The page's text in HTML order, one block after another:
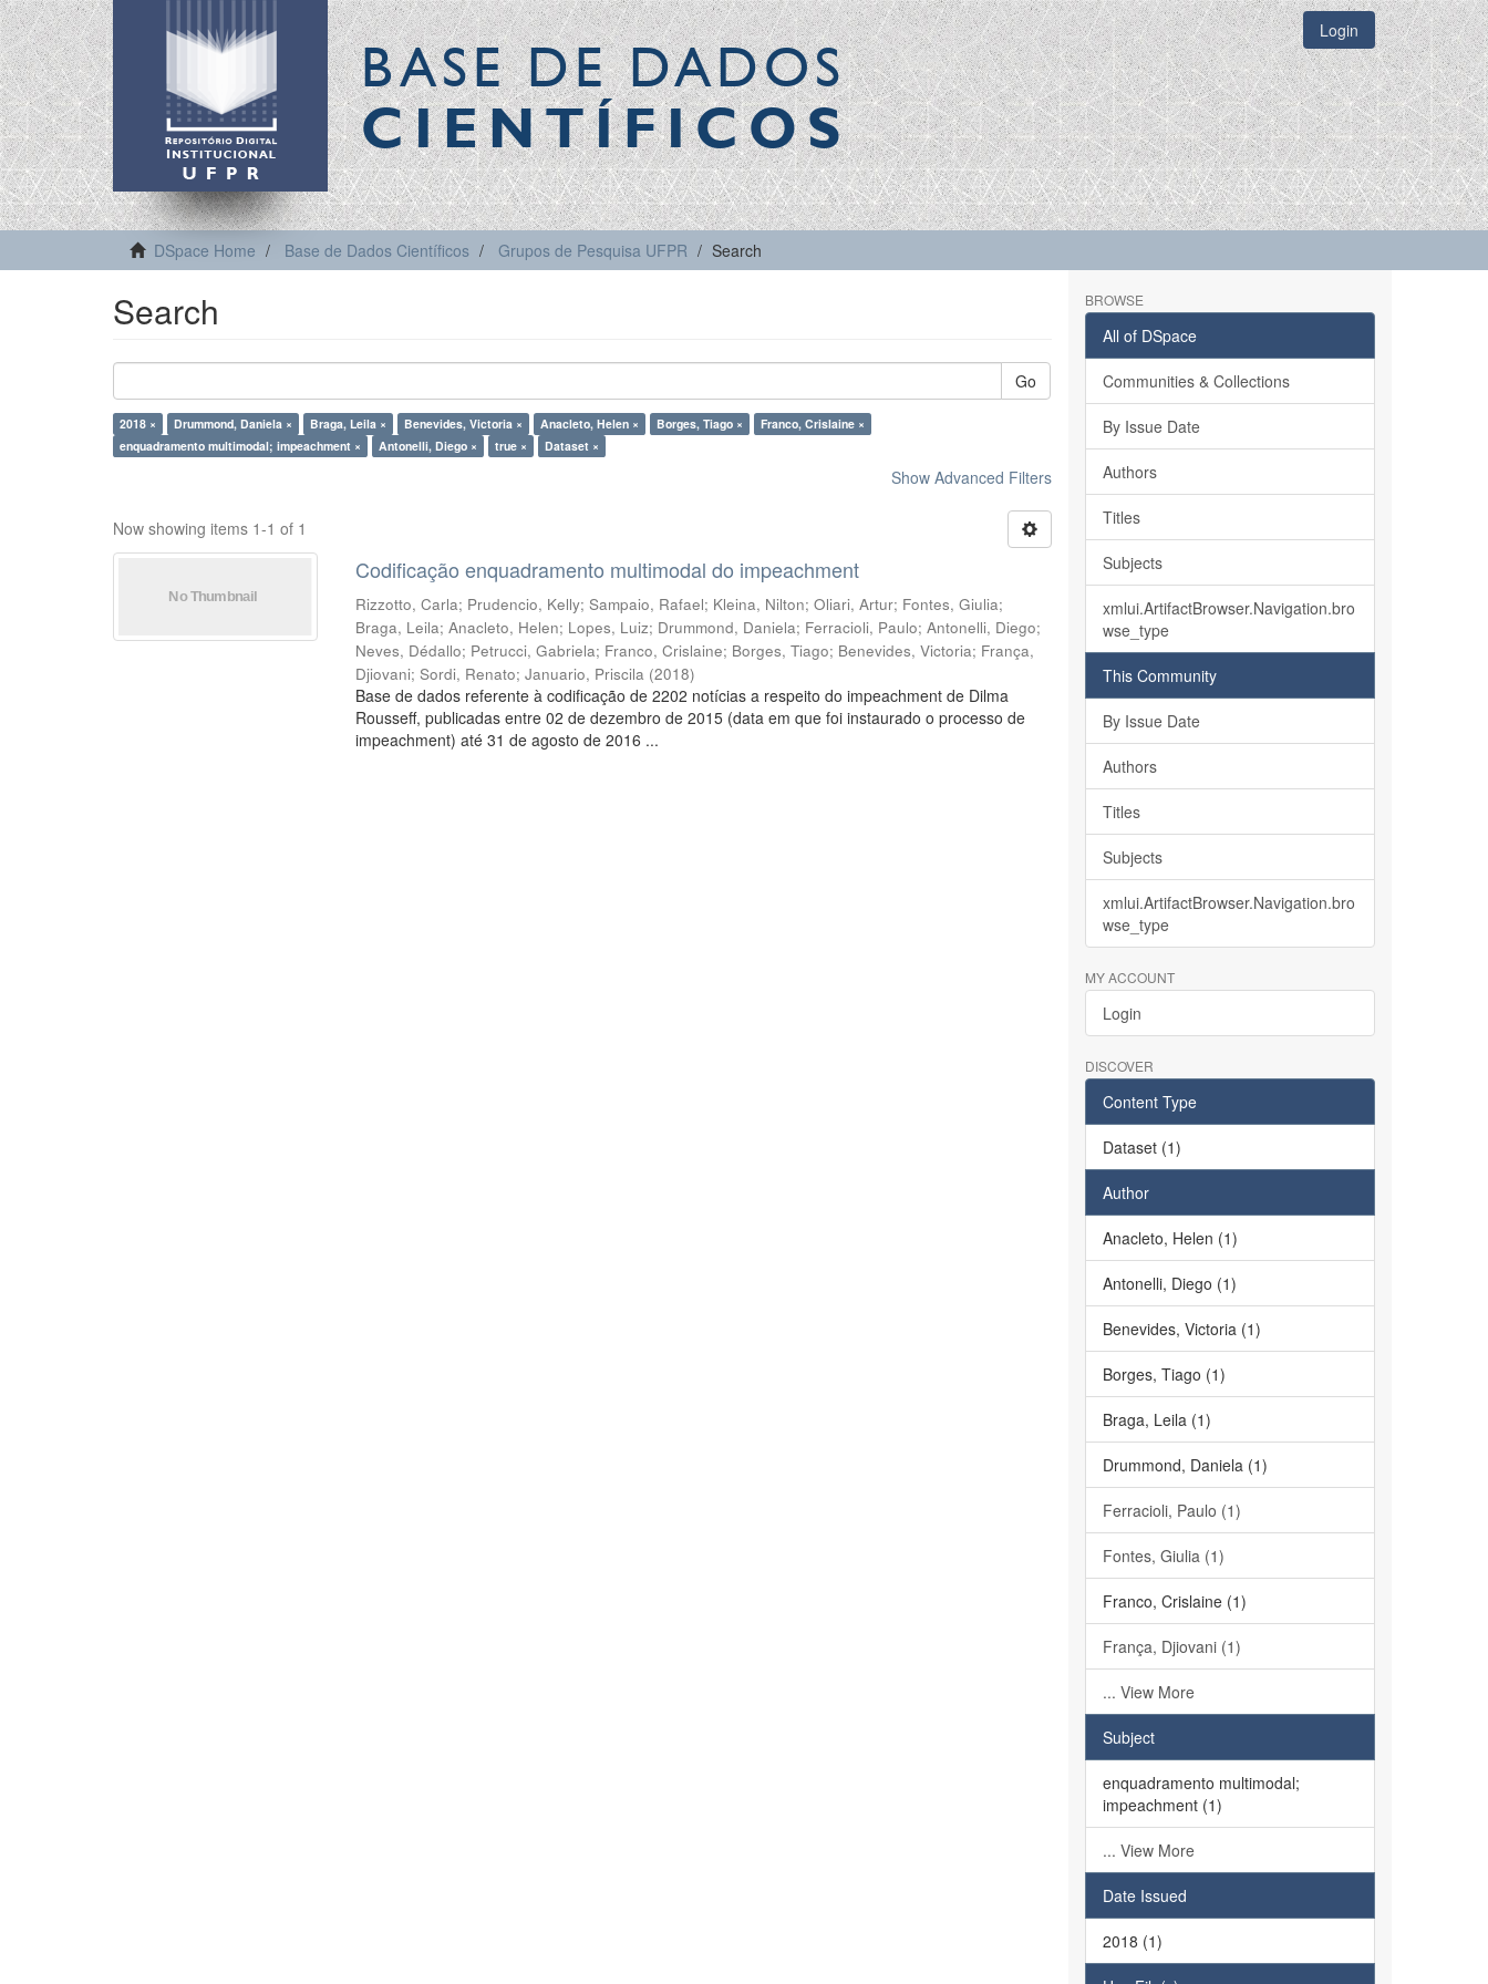
BASE DE DADOS
CIENTÍFICOS
Login
DSpace Home Base de Dados Científicos Grupos de Pesquisa UFPR Search
Search
Go
2018 × Drummond, Daniela × Braga, Leila × Benevides, Victoria × Anacleto, Helen × Borges, Tiago ×
Franco, Crislaine ×
enquadramento multimodal; impeachment ×
Antonelli, Diego × true × Dataset ×
Show Advanced Filters
Now showing items 1-1 of 1
Codificação enquadramento multimodal do impeachment
Rizzotto, Carla; Prudencio, Kelly;Sampaio, Rafael; Kleina, Nilton;Oliari, Artur; Fontes, Giulia;
Braga, Leila;Anacleto, Helen; Lopes, Luiz; Drummond, Daniela; Ferracioli, Paulo;Antonelli, Diego;
Neves, Dédallo; Petrucci, Gabriela; Franco, Crislaine; Borges, Tiago; Benevides, Victoria; França,
Djiovani;Sordi, Renato;Januario, Priscila (2018)
Base de dados referente à codificação de 2202 notícias a respeito do impeachment de Dilma
Rousseff, publicadas entre 02 de dezembro de 2015 (data em que foi instaurado o processo de
impeachment) até 31 de agosto de 2016 ...
BROWSE
All of DSpace
Communities & Collections
By Issue Date
Authors
Titles
Subjects
xmlui.ArtifactBrowser.Navigation.bro
wse_type
This Community
By Issue Date
Authors
Titles
Subjects
xmlui.ArtifactBrowser.Navigation.bro
wse_type
MY ACCOUNT
Login
DISCOVER
Content Type
Dataset (1)
Author
Anacleto, Helen (1)
Antonelli, Diego (1)
Benevides, Victoria (1)
Borges, Tiago (1)
Braga, Leila (1)
Drummond, Daniela (1)
Ferracioli, Paulo (1)
Fontes, Giulia (1)
Franco, Crislaine (1)
França, Djiovani (1)
... View More
Subject
enquadramento multimodal;
impeachment (1)
... View More
Date Issued
2018 (1)